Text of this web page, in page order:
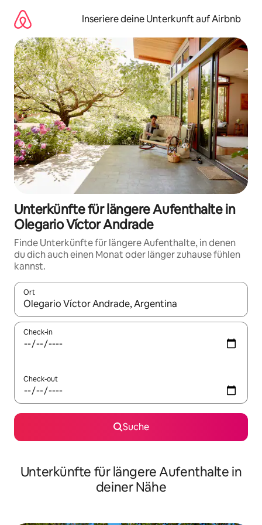
Inhalten
springen
Inseriere deine Unterkunft auf Airbnb
Unterkünfte für längere Aufenthalte in
Olegario Víctor Andrade
Finde Unterkünfte für längere Aufenthalte, in denen
du dich auch einen Monat oder länger zuhause fühlen
kannst.
Ort
Wenn Ergebnisse verfügbar sind, navigiere mit den
Check-in
Check-out
Suche
Unterkünfte für längere Aufenthalte in
deiner Nähe